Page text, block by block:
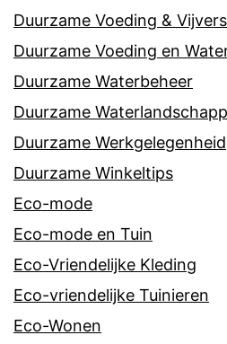
Duurzame Voeding & Vijvers
Duurzame Voeding en
Duurzame Waterbeheer
Duurzame
Duurzame Werkgelegenheid
Duurzame Winkeltips
Eco-mode
Eco-mode en Tuin
Eco-Vriendelijke Kleding
Eco-vriendelijke Tuinieren
Eco-Wonen